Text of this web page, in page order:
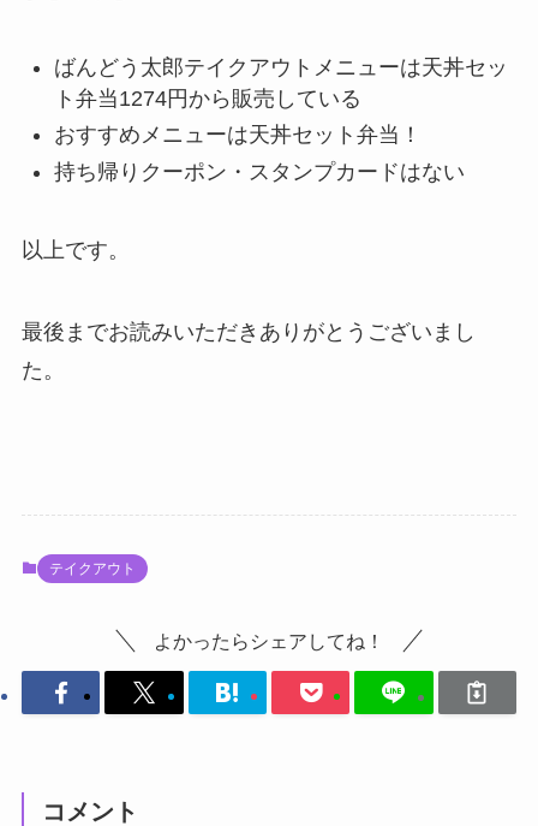
ばんどう太郎テイクアウトメニューは天丼セッ
ト弁当1274円から販売している
おすすめメニューは天丼セット弁当！
持ち帰りクーポン・スタンプカードはない
以上です。
最後までお読みいただきありがとうございまし
た。
テイクアウト
よかったらシェアしてね！
コメント